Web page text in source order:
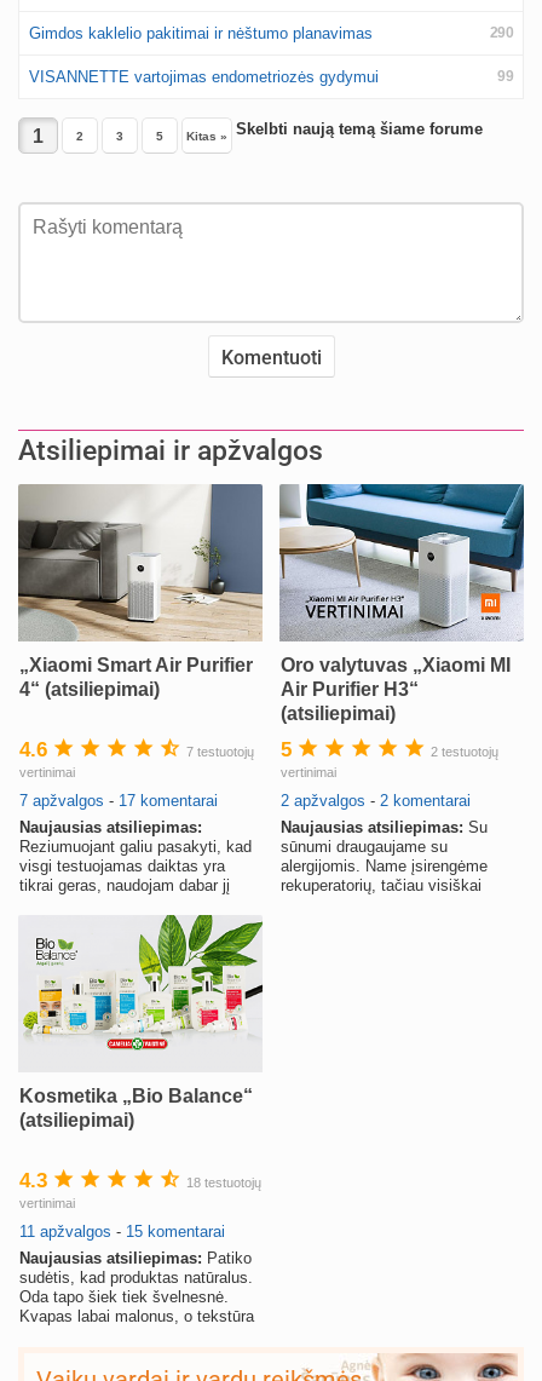
290
Gimdos kaklelio pakitimai ir nėštumo planavimas
99
VISANNETTE vartojimas endometriozės gydymui
2 3 5 Kitas » Skelbti naują temą šiame forume
Atsiliepimai ir apžvalgos
„Xiaomi Smart Air Purifier
4“ (atsiliepimai)
4.6
7 testuotojų
vertinimai
7 apžvalgos - 17 komentarai
Naujausias atsiliepimas:
Reziumuojant galiu pasakyti, kad
visgi testuojamas daiktas yra
tikrai geras, naudojam dabar jį
Oro valytuvas „Xiaomi MI
Air Purifier H3“
(atsiliepimai)
5
2 testuotojų
vertinimai
2 apžvalgos - 2 komentarai
Naujausias atsiliepimas: Su
sūnumi draugaujame su
alergijomis. Name įsirengėme
rekuperatorių, tačiau visiškai
Kosmetika „Bio Balance“
(atsiliepimai)
4.3
18 testuotojų
vertinimai
11 apžvalgos - 15 komentarai
Naujausias atsiliepimas: Patiko
sudėtis, kad produktas natūralus.
Oda tapo šiek tiek švelnesnė.
Kvapas labai malonus, o tekstūra